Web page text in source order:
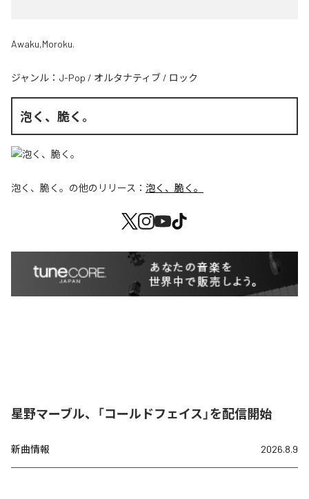
Awaku,Moroku.
ジャンル： J-Pop / オルタナティブ / ロック
泡く、脆く。
泡く、脆く。 の他のリリース： 泡く、脆く。
星野マーブル、「コールドフェイス」を配信開始
新曲情報 2026.8.9